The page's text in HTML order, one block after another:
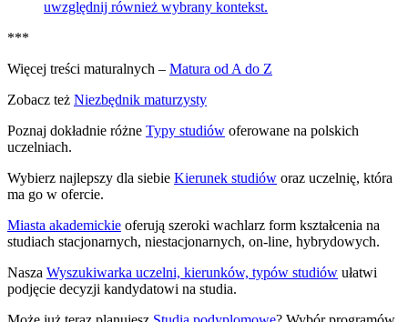
uwzględnij również wybrany kontekst.
***
Więcej treści maturalnych – Matura od A do Z
Zobacz też Niezbędnik maturzysty
Poznaj dokładnie różne Typy studiów oferowane na polskich
uczelniach.
Wybierz najlepszy dla siebie Kierunek studiów oraz uczelnię, która
ma go w ofercie.
Miasta akademickie oferują szeroki wachlarz form kształcenia na
studiach stacjonarnych, niestacjonarnych, on-line, hybrydowych.
Nasza Wyszukiwarka uczelni, kierunków, typów studiów ułatwi
podjęcie decyzji kandydatowi na studia.